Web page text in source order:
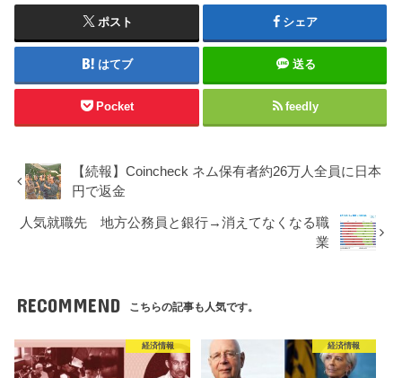
ポスト シェア
はてブ 送る
Pocket feedly
【続報】Coincheck ネム保有者約26万人全員に日本
円で返金
人気就職先 地方公務員と銀行→消えてなくなる職
業
RECOMMEND こちらの記事も人気です。
経済情報 経済情報